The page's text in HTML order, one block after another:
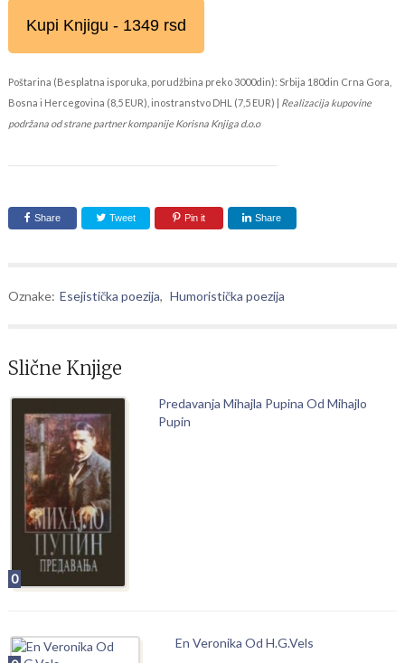
Kupi Knjigu - 1349 rsd
Poštarina (Besplatna isporuka, porudžbina preko 3000din): Srbija 180din Crna Gora,
Bosna i Hercegovina (8,5 EUR), inostranstvo DHL (7,5 EUR) | Realizacija kupovine
podržana od strane partner kompanije Korisna Knjiga d.o.o
Share Tweet Pin it Share
Oznake: Esejistička poezija, Humoristička poezija
Slične Knjige
0
Predavanja Mihajla Pupina Od Mihajlo
Pupin
En Veronika Od H.G.Vels